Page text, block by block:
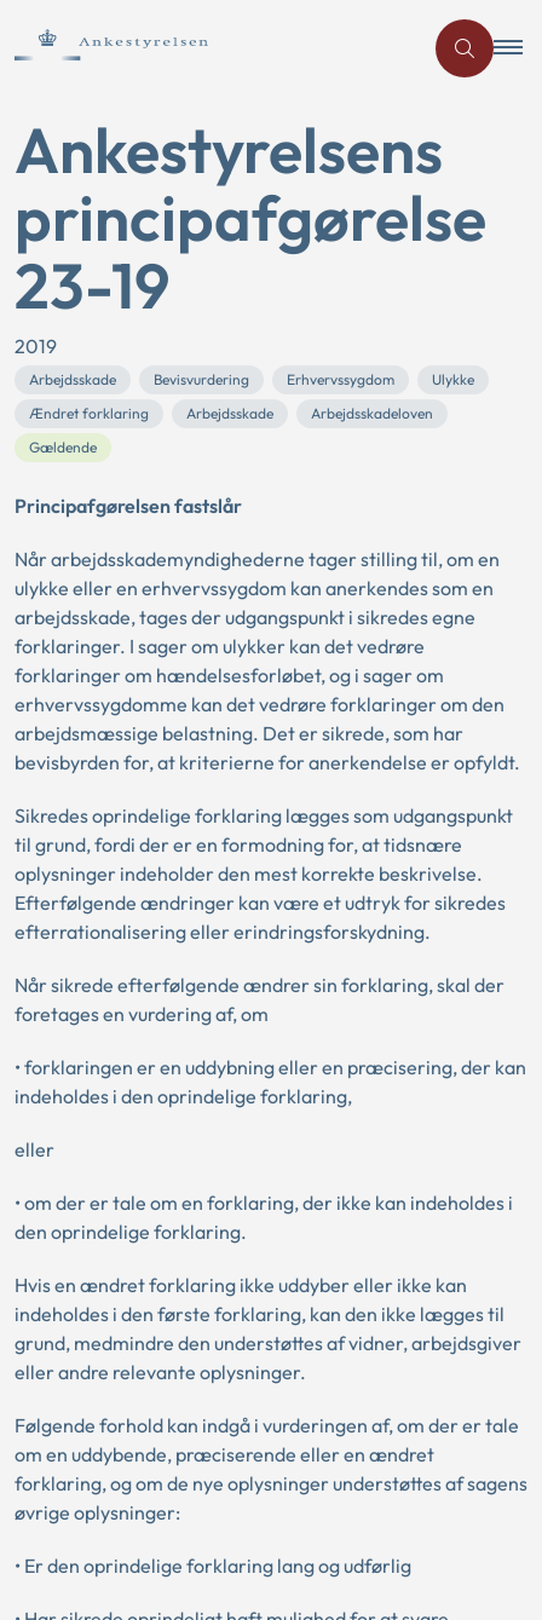
Ankestyrelsens
principafgørelse
23-19
2019
Arbejdsskade Bevisvurdering Erhvervssygdom
Ulykke
Ændret forklaring
Arbejdsskade
Arbejdsskadeloven
Gældende
Principafgørelsen fastslår
Når arbejdsskademyndighederne tager stilling til, om en
ulykke eller en erhvervssygdom kan anerkendes som en
arbejdsskade, tages der udgangspunkt i sikredes egne
forklaringer. I sager om ulykker kan det vedrøre
forklaringer om hændelsesforløbet, og i sager om
erhvervssygdomme kan det vedrøre forklaringer om den
arbejdsmæssige belastning. Det er sikrede, som har
bevisbyrden for, at kriterierne for anerkendelse er opfyldt.
Sikredes oprindelige forklaring lægges som udgangspunkt
til grund, fordi der er en formodning for, at tidsnære
oplysninger indeholder den mest korrekte beskrivelse.
Efterfølgende ændringer kan være et udtryk for sikredes
efterrationalisering eller erindringsforskydning.
Når sikrede efterfølgende ændrer sin forklaring, skal der
foretages en vurdering af, om
• forklaringen er en uddybning eller en præcisering, der kan
indeholdes i den oprindelige forklaring,
eller
• om der er tale om en forklaring, der ikke kan indeholdes i
den oprindelige forklaring.
Hvis en ændret forklaring ikke uddyber eller ikke kan
indeholdes i den første forklaring, kan den ikke lægges til
grund, medmindre den understøttes af vidner, arbejdsgiver
eller andre relevante oplysninger.
Følgende forhold kan indgå i vurderingen af, om der er tale
om en uddybende, præciserende eller en ændret
forklaring, og om de nye oplysninger understøttes af sagens
øvrige oplysninger:
• Er den oprindelige forklaring lang og udførlig